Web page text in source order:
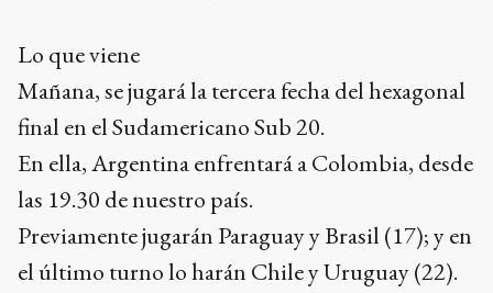
Lo que viene
Mañana, se jugará la tercera fecha del hexagonal
final en el Sudamericano Sub 20.
En ella, Argentina enfrentará a Colombia, desde
las 19.30 de nuestro país.
Previamente jugarán Paraguay y Brasil (17); y en
el último turno lo harán Chile y Uruguay (22).